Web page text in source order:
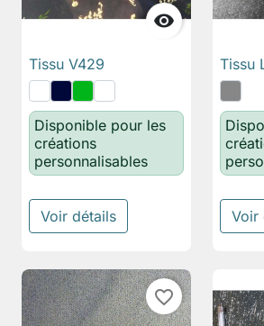

Tissu V429
Disponible pour les
créations
personnalisables
Voir détails
Tissu
Voir
favorite_border